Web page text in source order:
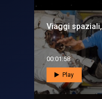
Viaggi
00:01:58
Play